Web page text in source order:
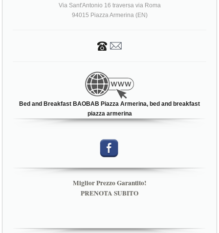
Via Sant'Antonio 16 traversa via Roma
94015 Piazza Armerina (EN)
Bed and Breakfast BAOBAB Piazza Armerina, bed and breakfast
piazza armerina
Miglior Prezzo Garantito!
PRENOTA SUBITO